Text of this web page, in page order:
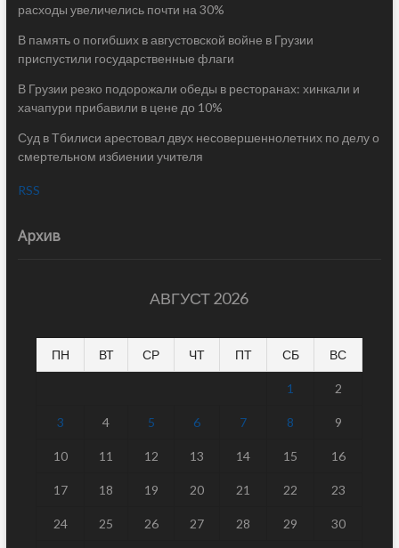
расходы увеличелись почти на 30%
В память о погибших в августовской войне в Грузии
приспустили государственные флаги
В Грузии резко подорожали обеды в ресторанах: хинкали и
хачапури прибавили в цене до 10%
Суд в Тбилиси арестовал двух несовершеннолетних по делу о
смертельном избиении учителя
RSS
Архив
АВГУСТ 2026
ПН ВТ СР ЧТ ПТ СБ ВС
1 2
3 4 5 6 7 8 9
10 11 12 13 14 15 16
17 18 19 20 21 22 23
24 25 26 27 28 29 30